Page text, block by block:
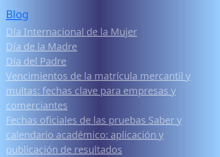
Blog
Día Internacional de la Mujer
Día de la Madre
Día del Padre
Vencimientos de la matrícula mercantil y
multas: fechas clave para empresas y
comerciantes
Fechas oficiales de las pruebas Saber y
calendario académico: aplicación y
publicación de resultados